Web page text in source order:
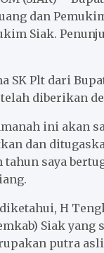
s
A
e
dan
Siak.
SK Plt dari
diberikan
ini akan
dan
tahun saya
diketahui, H
Siak
putra